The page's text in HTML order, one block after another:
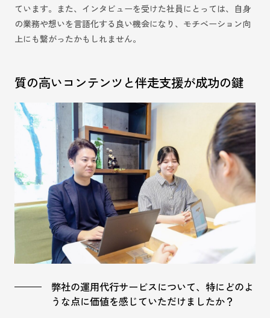
ています。また、インタビューを受けた社員にとっては、自身
の業務や想いを言語化する良い機会になり、モチベーション向
上にも繋がったかもしれません。
質の高いコンテンツと伴走支援が成功の鍵
弊社の運用代行サービスについて、特にどのよ
うな点に価値を感じていただけましたか？